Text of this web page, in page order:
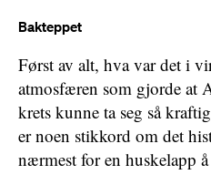
Bakteppet
Først av alt, hva var det i
atmosfæren som gjorde at
krets kunne ta seg så
er noen stikkord om det
nærmest for en huskelapp